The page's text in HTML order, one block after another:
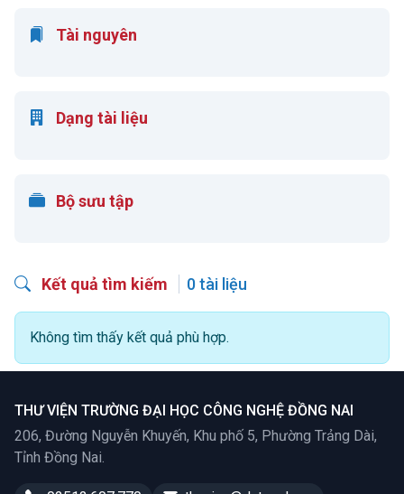
Tài nguyên
Dạng tài liệu
Bộ sưu tập
Kết quả tìm kiếm 0 tài liệu
Không tìm thấy kết quả phù hợp.
THƯ VIỆN TRƯỜNG ĐẠI HỌC CÔNG NGHỆ ĐỒNG NAI
206, Đường Nguyễn Khuyến, Khu phố 5, Phường Trảng Dài,
Tỉnh Đồng Nai.